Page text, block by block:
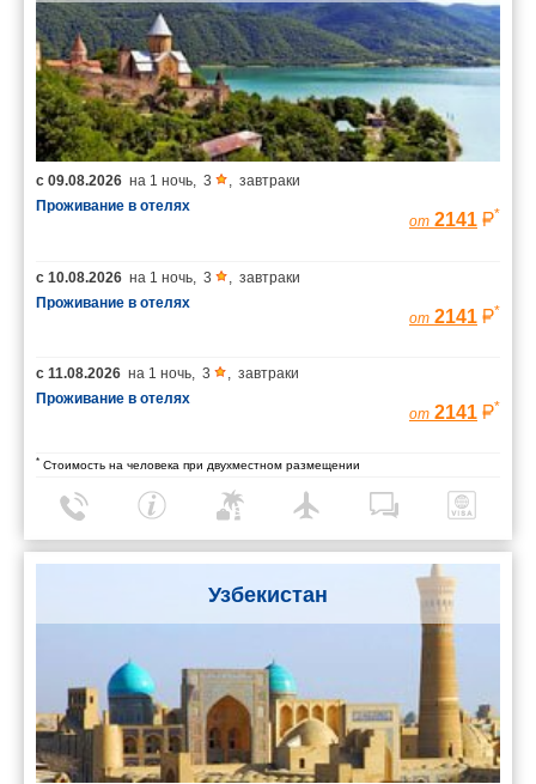
с 09.08.2026 на 1 ночь, 3 , завтраки
Проживание в отелях
от 2141 *
с 10.08.2026 на 1 ночь, 3 , завтраки
Проживание в отелях
от 2141 *
с 11.08.2026 на 1 ночь, 3 , завтраки
Проживание в отелях
от 2141 *
* Стоимость на человека при двухместном размещении
Узбекистан